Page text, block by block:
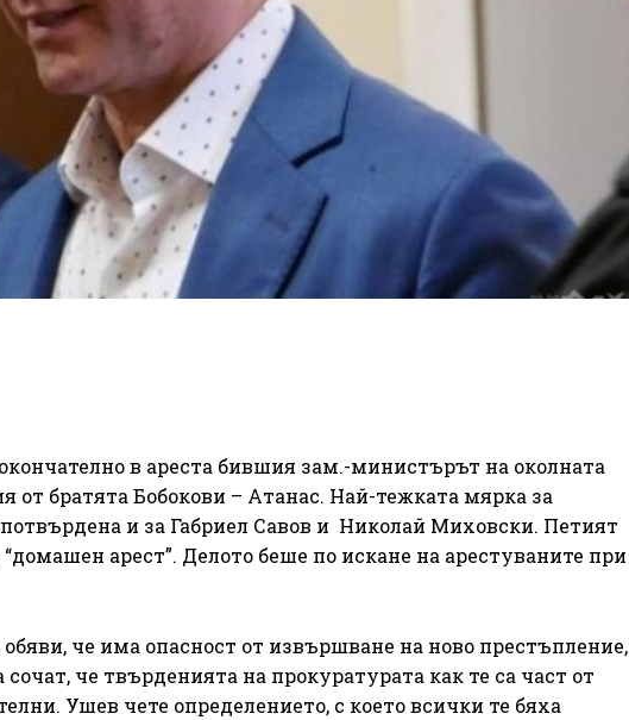
в ареста бившия зам.-министърът на околната
братята Бобокови – Атанас. Най-тежката мярка за
и за Габриел Савов и Николай Миховски. Петият
арест”. Делото беше по искане на арестуваните при
че има опасност от извършване на ново престъпление,
че твърденията на прокуратурата как те са част от
Ушев чете определението, с което всички те бяха